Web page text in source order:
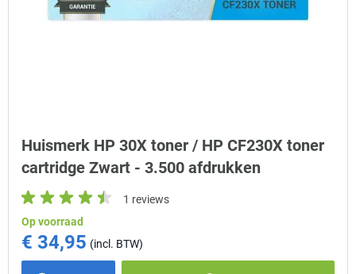
Huismerk HP 30X toner / HP CF230X toner
cartridge Zwart - 3.500 afdrukken
1 reviews
Op voorraad
€ 34,95